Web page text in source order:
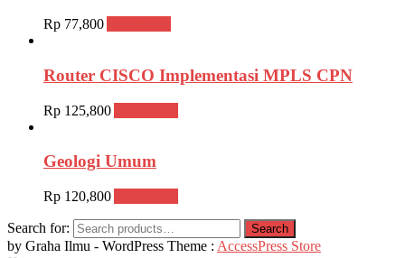
Rp 77,800
Router CISCO Implementasi MPLS CPN
Rp 125,800
Geologi Umum
Rp 120,800
Search for: Search
by Graha Ilmu - WordPress Theme : AccessPress Store